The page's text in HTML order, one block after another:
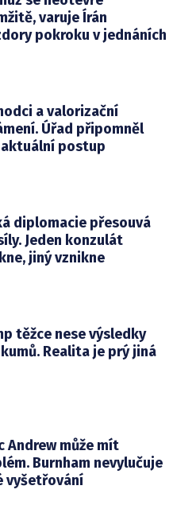
varuje Írán
pokroku v jednáních
a valorizační
Úřad připomněl
postup
diplomacie přesouvá
Jeden konzulát
jiný vznikne
těžce nese výsledky
Realita je prý jiná
Andrew může mít
Burnham nevylučuje
vyšetřování